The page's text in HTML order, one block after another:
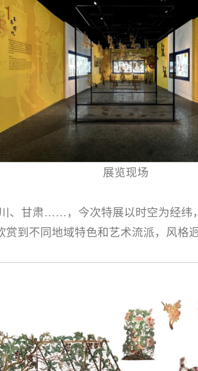
展览现场
、甘肃……，今次特展以时空为经纬
赏到不同地域特色和艺术流派，风格